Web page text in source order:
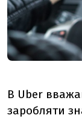
В Uber
заробляти